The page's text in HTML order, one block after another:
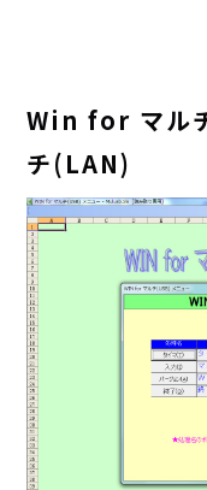
Win for マル
チ(LAN)